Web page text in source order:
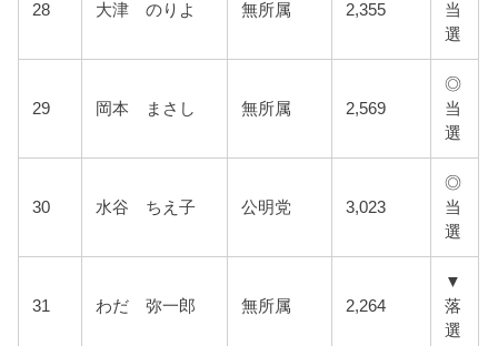
28 大津 のりよ 無所属 2,355
当
選
29 岡本 まさし 無所属 2,569
◎
当
選
30 水谷 ちえ子 公明党 3,023
◎
当
選
31 わだ 弥一郎 無所属 2,264
▼
落
選